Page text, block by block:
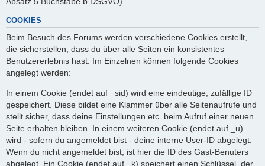
COOKIES
Beim Besuch des Forums werden verschiedene Cookies erstellt,
die sicherstellen, dass du über alle Seiten ein konsistentes
Benutzererlebnis hast. Im Einzelnen können folgende Cookies
angelegt werden:
In einem Cookie (endet auf _sid) wird eine eindeutige, zufällige ID
gespeichert. Diese bildet eine Klammer über alle Seitenaufrufe und
stellt sicher, dass deine Einstellungen etc. beim Aufruf einer neuen
Seite erhalten bleiben. In einem weiteren Cookie (endet auf _u)
wird - sofern du angemeldet bist - deine interne User-ID abgelegt.
Wenn du nicht angemeldet bist, ist hier die ID des Gast-Benuters
abgelegt. Ein Cookie (endet auf _k) speichert einen Schlüssel, der